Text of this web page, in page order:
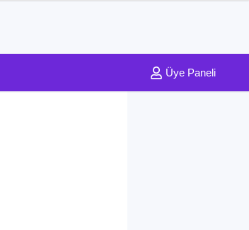
Üye Paneli